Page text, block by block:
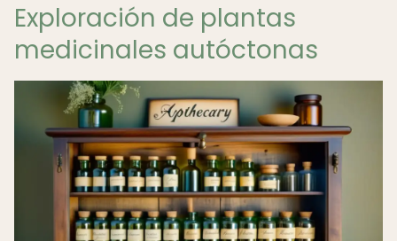
Exploración de plantas
medicinales autóctonas